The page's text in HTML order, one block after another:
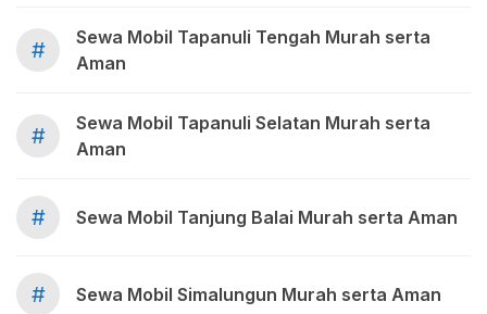
#
Sewa Mobil Tapanuli Tengah Murah serta
Aman
#
Sewa Mobil Tapanuli Selatan Murah serta
Aman
# Sewa Mobil Tanjung Balai Murah serta Aman
# Sewa Mobil Simalungun Murah serta Aman